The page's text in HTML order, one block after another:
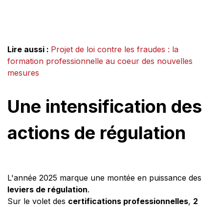
Lire aussi : Projet de loi contre les fraudes : la
formation professionnelle au coeur des nouvelles
mesures
Une intensification des
actions de régulation
L'année 2025 marque une montée en puissance des
leviers de régulation.
Sur le volet des certifications professionnelles, 2